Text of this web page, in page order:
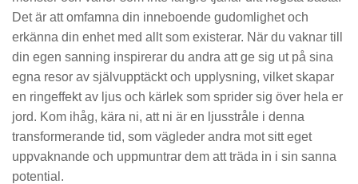
Det är att omfamna din inneboende gudomlighet och
erkänna din enhet med allt som existerar. När du vaknar till
din egen sanning inspirerar du andra att ge sig ut på sina
egna resor av självupptäckt och upplysning, vilket skapar
en ringeffekt av ljus och kärlek som sprider sig över hela er
jord. Kom ihåg, kära ni, att ni är en ljusstråle i denna
transformerande tid, som vägleder andra mot sitt eget
uppvaknande och uppmuntrar dem att träda in i sin sanna
potential.